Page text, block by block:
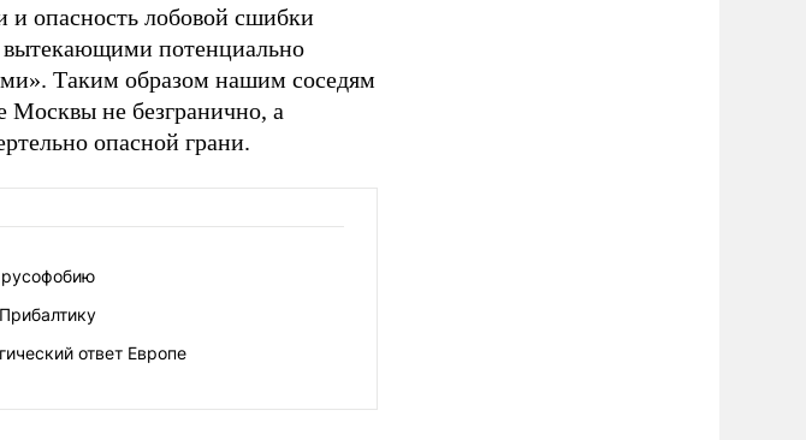
и опасность лобовой сшибки
потенциально
Таким образом нашим соседям
Москвы не безгранично, а
опасной грани.
русофобию
ответ Европе